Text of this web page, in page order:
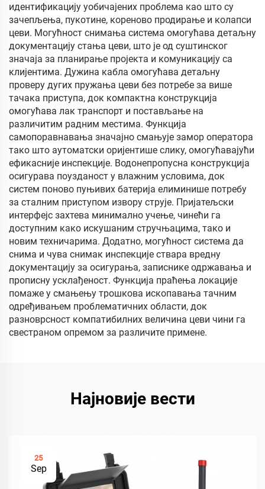
идентификацију уобичајених проблема као што су
зачепљења, пукотине, кореново продирање и колапси
цеви. Могућност снимања система омогућава детаљну
документацију стања цеви, што је од суштинског
значаја за планирање пројекта и комуникацију са
клијентима. Дужина кабла омогућава детаљну
проверу дугих пружања цеви без потребе за више
тачака приступа, док компактна конструкција
омогућава лак транспорт и постављање на
различитим радним местима. Функција
самопоравнавања значајно смањује замор оператора
тако што аутоматски оријентише слику, омогућавајући
ефикасније инспекције. Водонепропусна конструкција
осигурава поузданост у влажним условима, док
систем поново пуњивих батерија елиминише потребу
за сталним приступом извору струје. Пријатељски
интерфејс захтева минимално учење, чинећи га
доступним како искушаним стручњацима, тако и
новим техничарима. Додатно, могућност система да
снима и чува снимак инспекције ствара вредну
документацију за осигурања, записнике одржавања и
прописну усклађеност. Функција праћења локације
помаже у смањењу трошкова ископавања тачним
одређивањем проблематичних области, док
разноврсност компатибилних величина цеви чини га
свестраном опремом за различите примене.
Најновије вести
25
Sep